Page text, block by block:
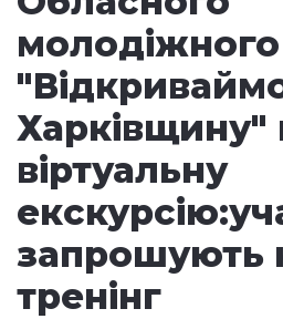
Харківщину"
віртуальну
запрошують
тренінг